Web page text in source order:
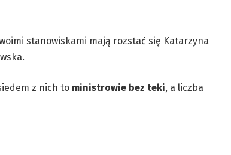
stanowiskami mają rozstać się Katarzyna
z nich to ministrowie bez teki, a liczba